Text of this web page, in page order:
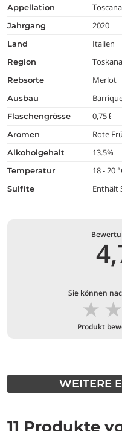
appellation Toscana
jahrgang 2020
land Italien
region Toskana
rebsorte Merlot
ausbau
flaschengrösse 0,75 ℓ
aromen Rote
alkoholgehalt 13.5%
temperatur 18 - 20
Sulfite Enthält
Sie können
★
★
Produkt
WEITERE
11 Produkte